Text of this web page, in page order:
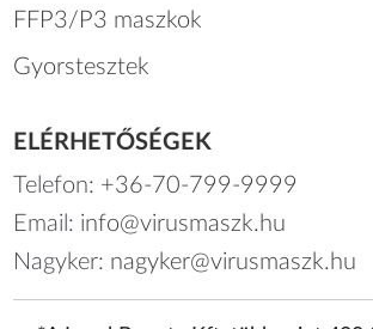
FFP3/P3 maszkok
Gyorstesztek
ELÉRHETŐSÉGEK
Telefon: +36-70-799-9999
Email: info@virusmaszk.hu
Nagyker: nagyker@virusmaszk.hu